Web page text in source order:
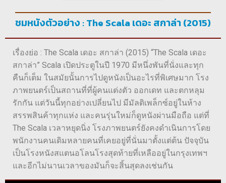
ชมหนังตัวอย่าง : The Scala เดอะ สกาล่า (2015)
เรื่องย่อ : The Scala เดอะ สกาล่า (2015) “The Scala เดอะ
สกาล่า” Scala เปิดประตูในปี 1970 มีหนึ่งพันที่นั่งและทุก
คืนก็เต็ม ในสมัยนั้นการไปดูหนังเป็นอะไรที่พิเศษมาก โรง
ภาพยนตร์เป็นสถานที่ที่ผู้คนแต่งตัว ออกเดท และตกหลุม
รักกัน แต่วันนี้ทุกอย่างเปลี่ยนไป มีมัลติเพล็กซ์อยู่ในห้าง
สรรพสินค้าทุกแห่ง และคนรุ่นใหม่ก็ดูหนังผ่านมือถือ แต่ที่
The Scala เวลาหยุดนิ่ง โรงภาพยนตร์ยังคงดำเนินการโดย
พนักงานคนเดิมหลายคนที่เคยอยู่ที่นั่นมาตั้งแต่ต้น ปัจจุบัน
เป็นโรงหนังสแตนอโลนโรงสุดท้ายที่เหลืออยู่ในกรุงเทพฯ
และอีกไม่นานเวลาของมันก็จะสิ้นสุดลงเช่นกัน